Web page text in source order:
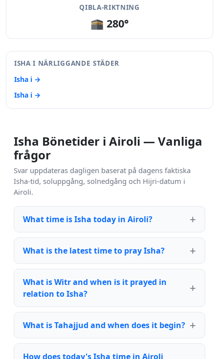
QIBLA-RIKTNING
🕋 280°
ISHA I NÄRLIGGANDE STÄDER
Isha i →
Isha i →
Isha Bönetider i Airoli — Vanliga
frågor
Svar uppdateras dagligen baserat på dagens faktiska
Isha-tid, soluppgång, solnedgång och Hijri-datum i
Airoli.
What time is Isha today in Airoli?
What is the latest time to pray Isha?
What is Witr and when is it prayed in
relation to Isha?
What is Tahajjud and when does it begin?
How does today's Isha time in Airoli